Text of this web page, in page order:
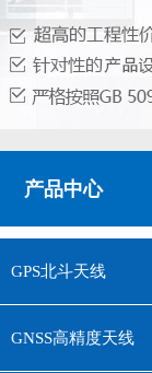
产品中心
GPS北斗天线
GNSS高精度天线